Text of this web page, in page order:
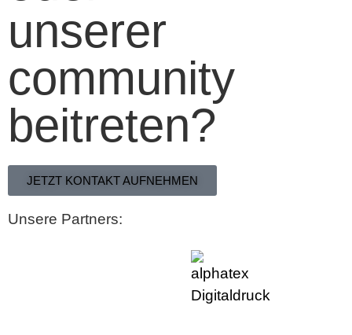
unserer
community
beitreten?
JETZT KONTAKT AUFNEHMEN
Unsere Partners: